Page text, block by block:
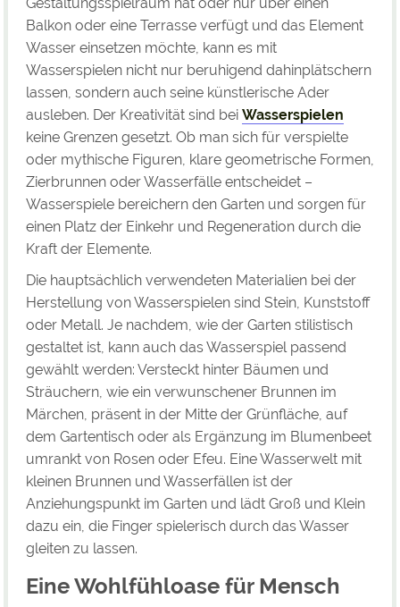
Balkon oder eine Terrasse verfügt und das Element
Wasser einsetzen möchte, kann es mit
Wasserspielen nicht nur beruhigend dahinplätschern
lassen, sondern auch seine künstlerische Ader
ausleben. Der Kreativität sind bei Wasserspielen
keine Grenzen gesetzt. Ob man sich für verspielte
oder mythische Figuren, klare geometrische Formen,
Zierbrunnen oder Wasserfälle entscheidet –
Wasserspiele bereichern den Garten und sorgen für
einen Platz der Einkehr und Regeneration durch die
Kraft der Elemente.
Die hauptsächlich verwendeten Materialien bei der
Herstellung von Wasserspielen sind Stein, Kunststoff
oder Metall. Je nachdem, wie der Garten stilistisch
gestaltet ist, kann auch das Wasserspiel passend
gewählt werden: Versteckt hinter Bäumen und
Sträuchern, wie ein verwunschener Brunnen im
Märchen, präsent in der Mitte der Grünfläche, auf
dem Gartentisch oder als Ergänzung im Blumenbeet
umrankt von Rosen oder Efeu. Eine Wasserwelt mit
kleinen Brunnen und Wasserfällen ist der
Anziehungspunkt im Garten und lädt Groß und Klein
dazu ein, die Finger spielerisch durch das Wasser
gleiten zu lassen.
Eine Wohlfühloase für Mensch